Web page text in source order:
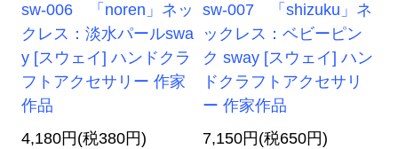
sw-006 「noren」ネッ
クレス：淡水パールswa
y [スウェイ] ハンドクラ
フトアクセサリー 作家
作品
4,180円(税380円)
sw-007 「shizuku」ネ
ックレス：ベビーピン
ク sway [スウェイ] ハン
ドクラフトアクセサリ
ー 作家作品
7,150円(税650円)